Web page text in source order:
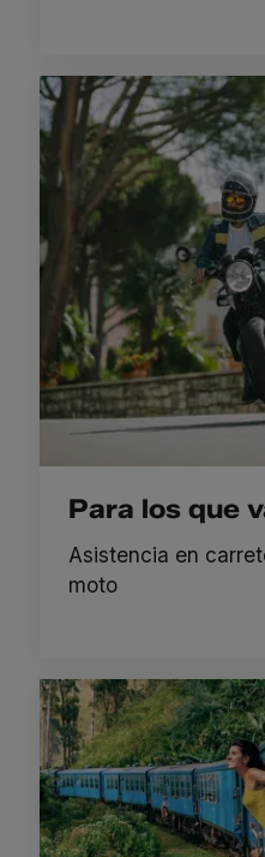
Para los que
Asistencia en
moto